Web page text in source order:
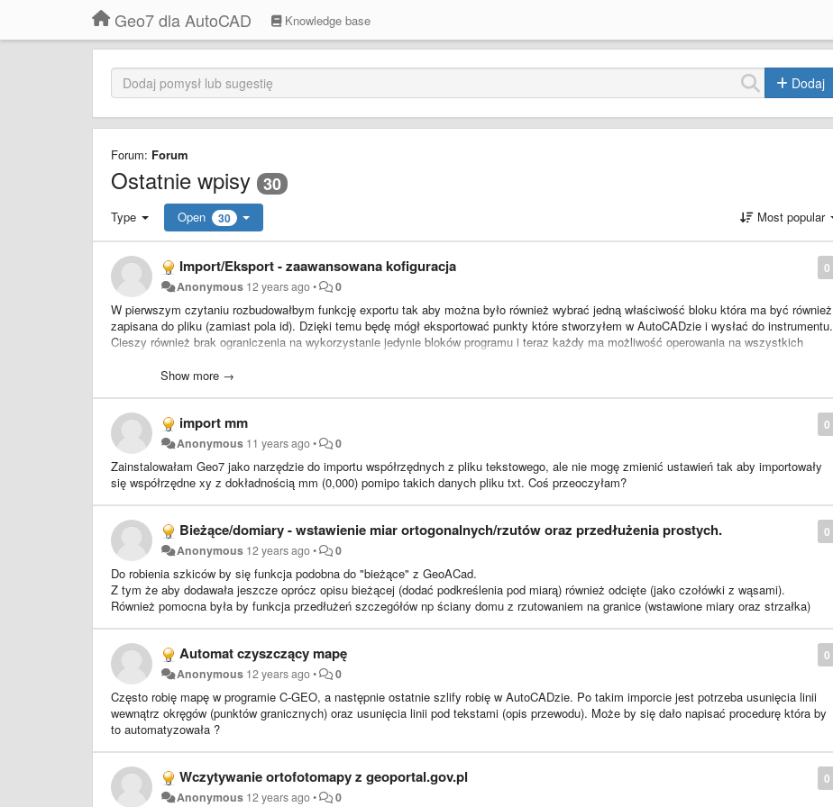
Geo7 dla AutoCAD Knowledge base
Dodaj
Forum: Forum
Ostatnie wpisy 30
Type Open 30 Most popular
0
Import/Eksport - zaawansowana kofiguracja
Anonymous 12 years ago• 0
W pierwszym czytaniu rozbudowałbym funkcję exportu tak aby można było również wybrać jedną właściwość bloku która ma być również
zapisana do pliku (zamiast pola id). Dzięki temu będę mógł eksportować punkty które stworzyłem w AutoCADzie i wysłać do instrumentu.
Cieszy również brak ograniczenia na wykorzystanie jedynie bloków programu i teraz każdy ma możliwość operowania na wszystkich
traktować jako NUMER - będzie to przydatne jeśli program zostanie rozbudowany o jakieś funkcje obliczeniowe.
W moich próbach program ładnie przypisywał ID (odczytane z pliku) do atrybutu numer w blokach, ale czy jest możliwość aby program
wyświetlał wszystkie atrybuty bloku i użytkownik mógł wybrać do którego pola przypisać ID lub inną dowolną kolumnę z pliku txt.
Analogiczna sytuacja przy eksportach.
Show more →
0
import mm
Anonymous 11 years ago• 0
Zainstalowałam Geo7 jako narzędzie do importu współrzędnych z pliku tekstowego, ale nie mogę zmienić ustawień tak aby importowały
się współrzędne xy z dokładnością mm (0,000) pomipo takich danych pliku txt. Coś przeoczyłam?
0
Bieżące/domiary - wstawienie miar ortogonalnych/rzutów oraz przedłużenia prostych.
Anonymous 12 years ago• 0
Do robienia szkiców by się funkcja podobna do "bieżące" z GeoACad.
Z tym że aby dodawała jeszcze oprócz opisu bieżącej (dodać podkreślenia pod miarą) również odcięte (jako czołówki z wąsami).
Również pomocna była by funkcja przedłużeń szczegółów np ściany domu z rzutowaniem na granice (wstawione miary oraz strzałka)
0
Automat czyszczący mapę
Anonymous 12 years ago• 0
Często robię mapę w programie C-GEO, a następnie ostatnie szlify robię w AutoCADzie. Po takim imporcie jest potrzeba usunięcia linii
wewnątrz okręgów (punktów granicznych) oraz usunięcia linii pod tekstami (opis przewodu). Może by się dało napisać procedurę która by
to automatyzowała ?
0
Wczytywanie ortofotomapy z geoportal.gov.pl
Anonymous 12 years ago• 0